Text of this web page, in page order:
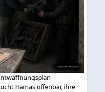
Hamas offenbar, ihre